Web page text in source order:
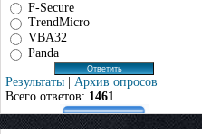
F-Secure
TrendMicro
VBA32
Panda
Результаты | Архив опросов
Всего ответов: 1461